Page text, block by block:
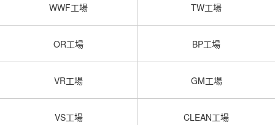
WWF工場 TW工場
OR工場 BP工場
VR工場 GM工場
VS工場 CLEAN工場